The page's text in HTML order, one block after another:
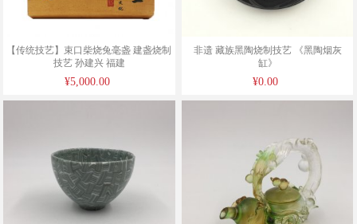
【传统技艺】束口柴烧兔毫盏 建盏烧制
技艺 孙建兴 福建
¥5,000.00
非遗 藏族黑陶烧制技艺 《黑陶烟灰
缸》
¥0.00